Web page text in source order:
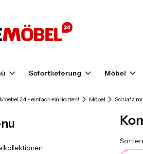
Sofortlieferung Möbel
24 - einfach einrichten! Möbel